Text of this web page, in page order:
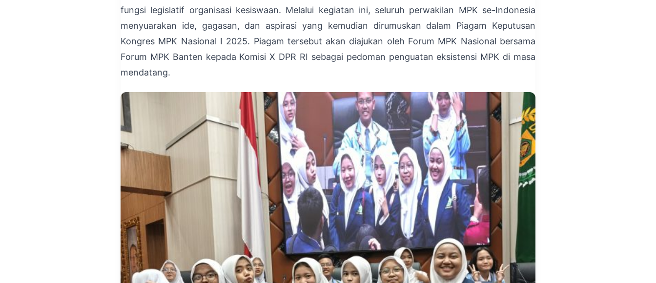
fungsi legislatif organisasi kesiswaan. Melalui kegiatan ini, seluruh perwakilan MPK se-Indonesia
menyuarakan ide, gagasan, dan aspirasi yang kemudian dirumuskan dalam Piagam Keputusan
Kongres MPK Nasional I 2025. Piagam tersebut akan diajukan oleh Forum MPK Nasional bersama
Forum MPK Banten kepada Komisi X DPR RI sebagai pedoman penguatan eksistensi MPK di masa
mendatang.